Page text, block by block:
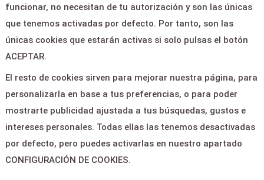
GONZÁLEZ VERGEL -
ROJALES 03170
966715001
funcionar, no necesitan de tu autorización y son las únicas
que tenemos activadas por defecto. Por tanto, son las
únicas cookies que estarán activas si solo pulsas el botón
ACEPTAR.
El resto de cookies sirven para mejorar nuestra página, para
personalizarla en base a tus preferencias, o para poder
mostrarte publicidad ajustada a tus búsquedas, gustos e
intereses personales. Todas ellas las tenemos desactivadas
por defecto, pero puedes activarlas en nuestro apartado
CONFIGURACIÓN DE COOKIES.